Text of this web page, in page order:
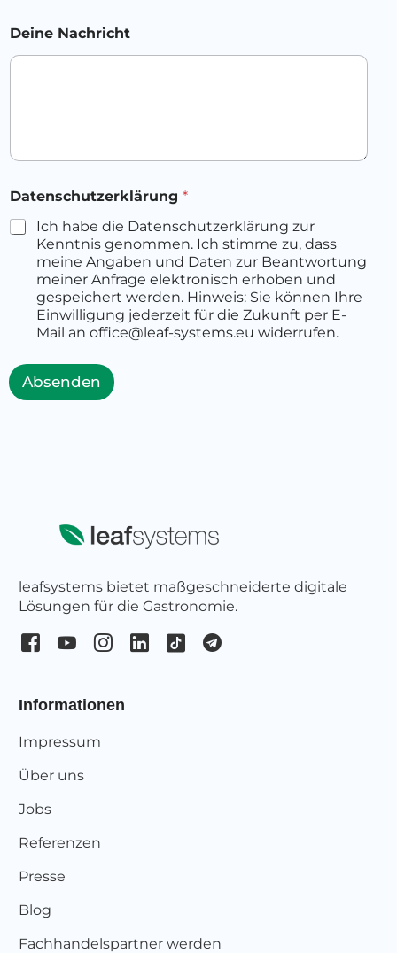
Deine Nachricht
Datenschutzerklärung *
Ich habe die Datenschutzerklärung zur
Kenntnis genommen. Ich stimme zu, dass
meine Angaben und Daten zur Beantwortung
meiner Anfrage elektronisch erhoben und
gespeichert werden. Hinweis: Sie können Ihre
Einwilligung jederzeit für die Zukunft per E-
Mail an office@leaf-systems.eu widerrufen.
Absenden
leafsystems bietet maßgeschneiderte digitale
Lösungen für die Gastronomie.
Informationen
Impressum
Über uns
Jobs
Referenzen
Presse
Blog
Fachhandelspartner werden